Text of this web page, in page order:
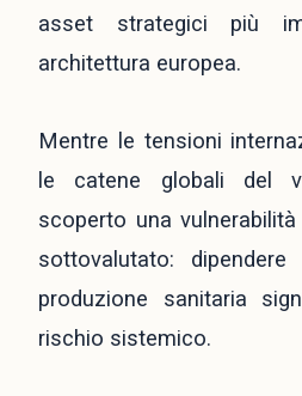
asset strategici più
architettura europea.
Mentre le tensioni
le catene globali del
scoperto una
sottovalutato:
produzione sanitaria
rischio sistemico.